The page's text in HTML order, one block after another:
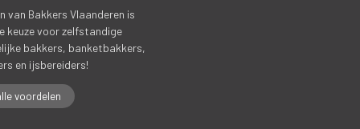
van Bakkers Vlaanderen is
keuze voor zelfstandige
bakkers, banketbakkers,
en ijsbereiders!
voordelen